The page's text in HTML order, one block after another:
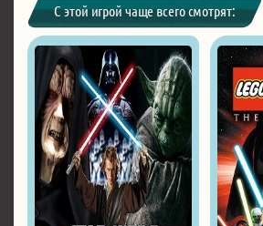
С этой игрой чаще всего смотрят: